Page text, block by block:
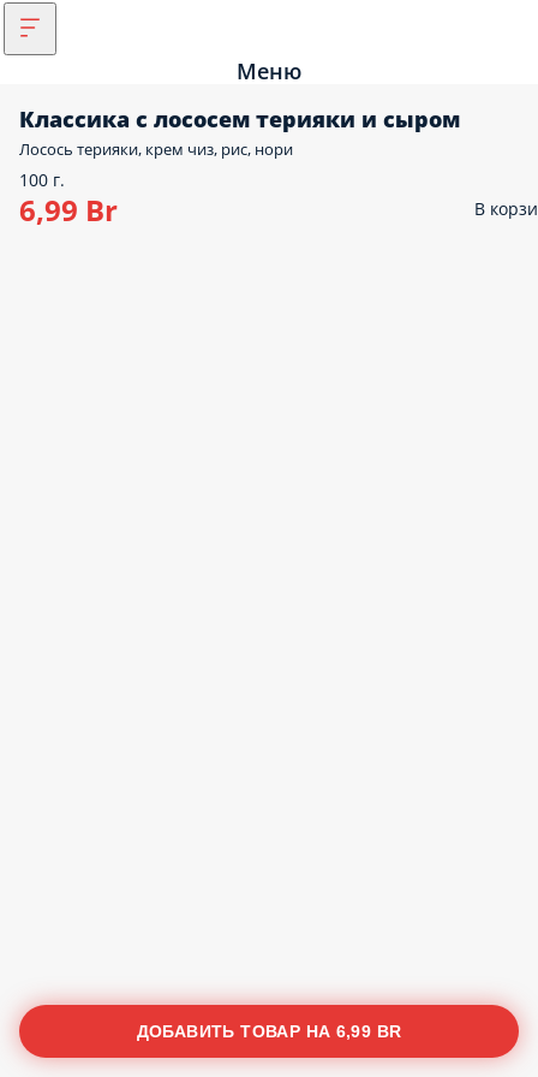
Меню
Классика с лососем терияки и сыром
Лосось терияки, крем чиз, рис, нори
100 г.
6,99 Br В
ДОБАВИТЬ ТОВАР НА 6,99 BR